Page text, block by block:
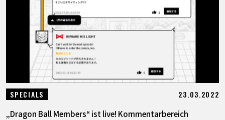
SPECIALS 23.03.2022
„Dragon Ball Members“ ist live! Kommentarbereich